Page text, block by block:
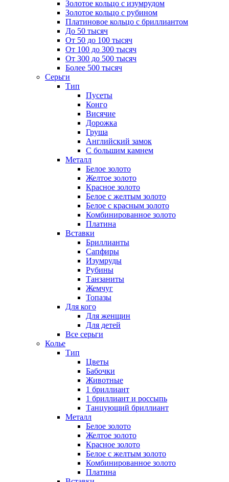
Золотое кольцо с изумрудом
Золотое кольцо с рубином
Платиновое кольцо с бриллиантом
До 50 тысяч
От 50 до 100 тысяч
От 100 до 300 тысяч
От 300 до 500 тысяч
Более 500 тысяч
Серьги
Тип
Пусеты
Конго
Висячие
Дорожка
Груша
Английский замок
С большим камнем
Металл
Белое золото
Желтое золото
Красное золото
Белое с желтым золото
Белое с красным золото
Комбинированное золото
Платина
Вставки
Бриллианты
Сапфиры
Изумруды
Рубины
Танзаниты
Жемчуг
Топазы
Для кого
Для женщин
Для детей
Все серьги
Колье
Тип
Цветы
Бабочки
Животные
1 бриллиант
1 бриллиант и россыпь
Танцующий бриллиант
Металл
Белое золото
Желтое золото
Красное золото
Белое с желтым золото
Комбинированное золото
Платина